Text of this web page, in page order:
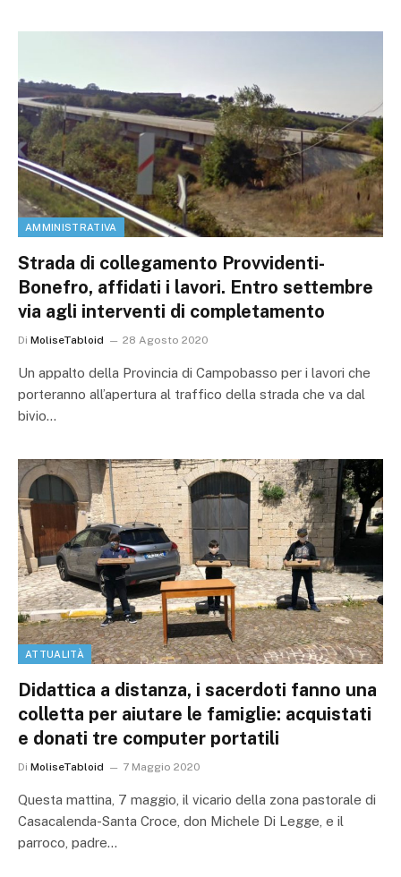
AMMINISTRATIVA
Strada di collegamento Provvidenti-
Bonefro, affidati i lavori. Entro settembre
via agli interventi di completamento
Di MoliseTabloid 28 Agosto 2020
Un appalto della Provincia di Campobasso per i lavori che
porteranno all’apertura al traffico della strada che va dal
bivio…
ATTUALITÀ
Didattica a distanza, i sacerdoti fanno una
colletta per aiutare le famiglie: acquistati
e donati tre computer portatili
Di MoliseTabloid 7 Maggio 2020
Questa mattina, 7 maggio, il vicario della zona pastorale di
Casacalenda-Santa Croce, don Michele Di Legge, e il
parroco, padre…